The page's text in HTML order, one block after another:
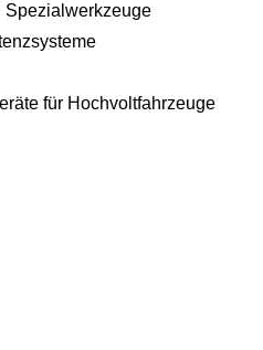
Spezialwerkzeuge
für Hochvoltfahrzeuge